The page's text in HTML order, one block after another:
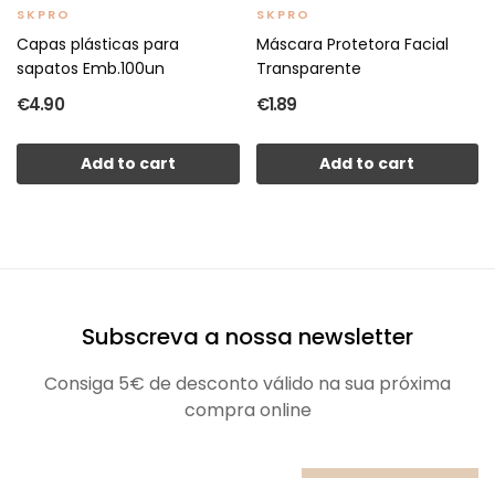
SKPRO
Capas plásticas para
sapatos Emb.100un
€4.90
Add to cart
SKPRO
Máscara Protetora Facial
Transparente
€1.89
Add to cart
Subscreva a nossa newsletter
Consiga 5€ de desconto válido na sua próxima
compra online